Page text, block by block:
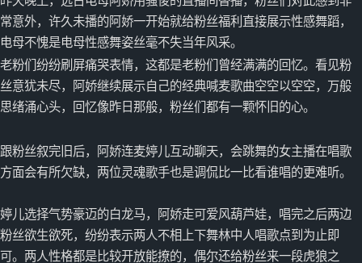
常意外，许久未播的阿娇一开始就给粉丝福利直接展示性感舞蹈，
电母不愧是电母性感舞姿丝毫不失当年风采。
老粉们纷纷刷屏痛哭表情，这都是老粉们曾经满满的回忆。看见粉
丝意犹未尽，阿娇继续展示自己的经典喊麦歌曲空空以空空，万般
思绪涌心头，回忆像昨日那般，粉丝们都有一颗怀旧的心。
跟粉丝叙完旧后，阿娇连麦婷儿互动聊天，会跳舞的女主播在唱歌
方面会有所欠缺，两位灵魂歌手也是调侃比一比看谁唱的更难听。
婷儿选择气势豪迈的白龙马，阿娇走可爱风葫芦娃，唱完之后两边
粉丝欲生欲死，纷纷表示两人不相上下舞林中人唱歌点到为止即
可。两人性格都是比较开放能撩的，偶尔还给粉丝来一段虎狼之